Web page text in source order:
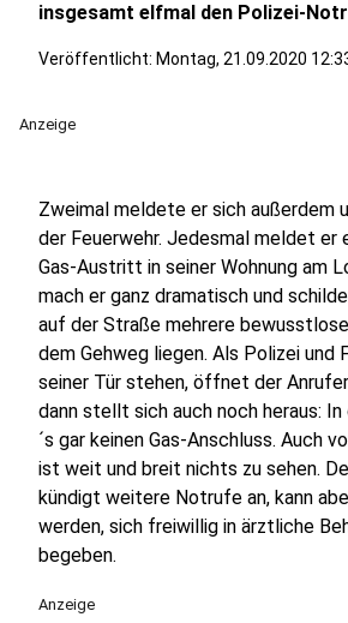
insgesamt elfmal den Polizei-
Veröffentlicht: Montag, 21.09.2020
Anzeige
Zweimal meldete er sich außerdem
der Feuerwehr. Jedesmal meldet er
Gas-Austritt in seiner Wohnung am
mach er ganz dramatisch und
auf der Straße mehrere
dem Gehweg liegen. Als Polizei und
seiner Tür stehen, öffnet der
dann stellt sich auch noch heraus:
´s gar keinen Gas-Anschluss. Auch
ist weit und breit nichts zu sehen.
kündigt weitere Notrufe an, kann
werden, sich freiwillig in ärztliche
begeben.
Anzeige